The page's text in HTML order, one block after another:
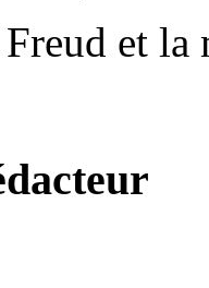
et la